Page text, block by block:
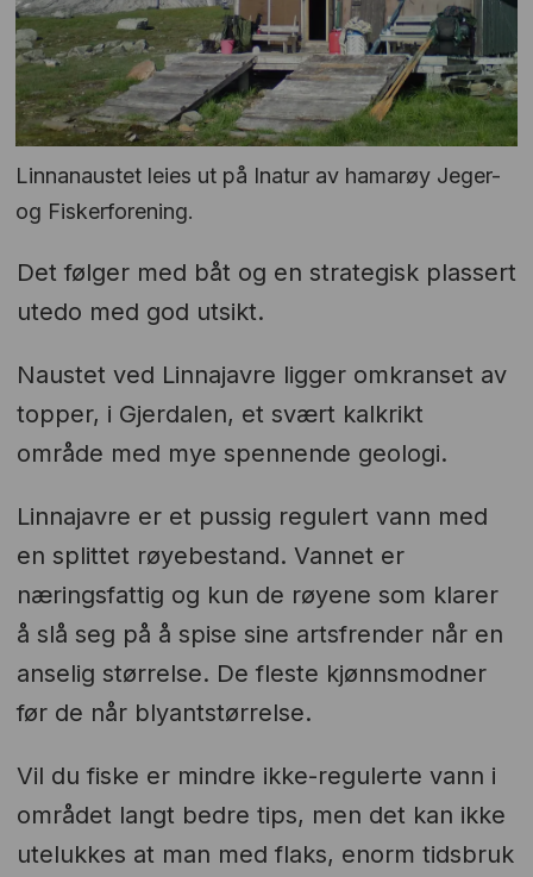
Linnanaustet leies ut på Inatur av hamarøy Jeger-
og Fiskerforening.
Det følger med båt og en strategisk plassert
utedo med god utsikt.
Naustet ved Linnajavre ligger omkranset av
topper, i Gjerdalen, et svært kalkrikt
område med mye spennende geologi.
Linnajavre er et pussig regulert vann med
en splittet røyebestand. Vannet er
næringsfattig og kun de røyene som klarer
å slå seg på å spise sine artsfrender når en
anselig størrelse. De fleste kjønnsmodner
før de når blyantstørrelse.
Vil du fiske er mindre ikke-regulerte vann i
området langt bedre tips, men det kan ikke
utelukkes at man med flaks, enorm tidsbruk